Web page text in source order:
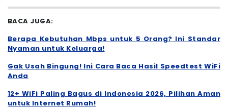
BACA JUGA:
Berapa Kebutuhan Mbps untuk 5 Orang? Ini Standar
Nyaman untuk Keluarga!
Gak Usah Bingung! Ini Cara Baca Hasil Speedtest WiFi
Anda
12+ WiFi Paling Bagus di Indonesia 2026, Pilihan Aman
untuk Internet Rumah!